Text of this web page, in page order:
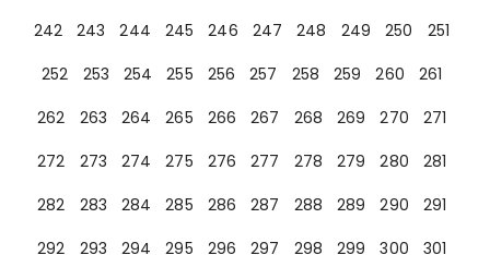
242
243 244 245 246 247 248 249 250
251
252
253 254 255 256 257 258 259 260
261
262
263 264 265 266 267 268 269 270
271
272
273 274 275 276 277 278 279 280
281
282
283 284 285 286 287 288 289 290
291
292
293 294 295 296 297 298 299 300 301